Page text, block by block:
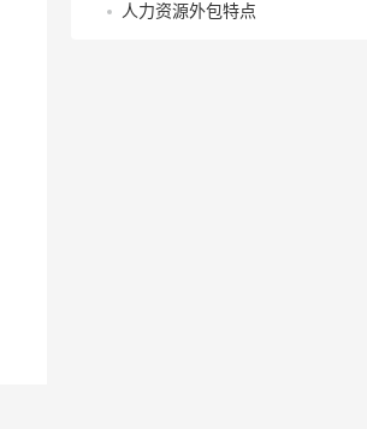
人力资源外包特点